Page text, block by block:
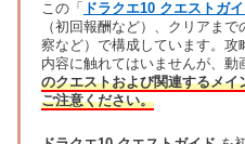
この「 ドラクエ10 クエストガ
（初回報酬など）、クリアまで
察など）で構成しています。攻
内容に触れてはいませんが、動
のクエストおよび関連するメ
ご注意ください。